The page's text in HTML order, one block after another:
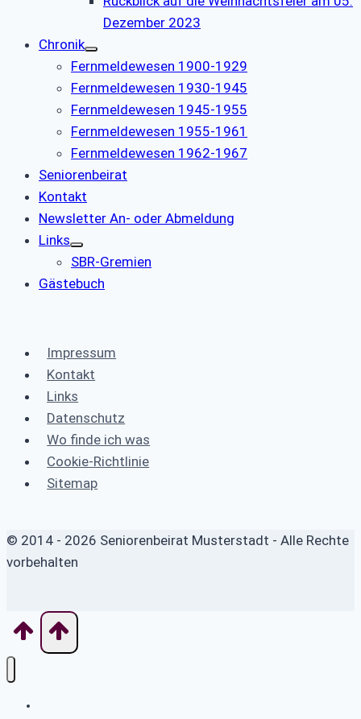
Dezember 2023
Chronik
Fernmeldewesen 1900-1929
Fernmeldewesen 1930-1945
Fernmeldewesen 1945-1955
Fernmeldewesen 1955-1961
Fernmeldewesen 1962-1967
Seniorenbeirat
Kontakt
Newsletter An- oder Abmeldung
Links
SBR-Gremien
Gästebuch
Impressum
Kontakt
Links
Datenschutz
Wo finde ich was
Cookie-Richtlinie
Sitemap
© 2014 - 2026 Seniorenbeirat Musterstadt - Alle Rechte
vorbehalten